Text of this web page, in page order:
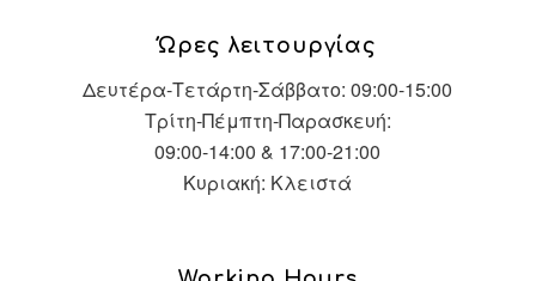
Ώρες λειτουργίας
Δευτέρα-Τετάρτη-Σάββατο: 09:00-15:00
Τρίτη-Πέμπτη-Παρασκευή:
09:00-14:00 & 17:00-21:00
Κυριακή: Κλειστά